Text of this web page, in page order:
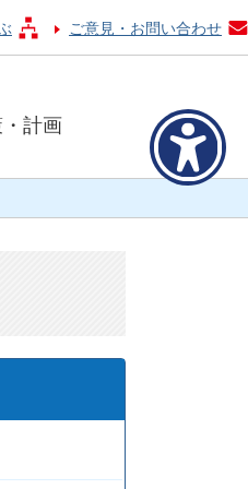
ご意見・お問い合わせ
計画